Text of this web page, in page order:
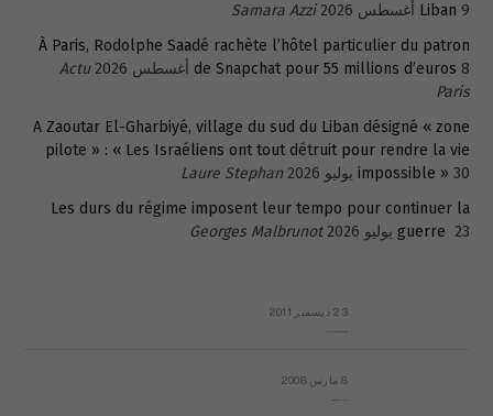
Liban 9 أغسطس 2026
Samara Azzi
À Paris, Rodolphe Saadé rachète l’hôtel particulier du patron
de Snapchat pour 55 millions d’euros 8 أغسطس 2026
Actu
Paris
A Zaoutar El-Gharbiyé, village du sud du Liban désigné « zone
pilote » : « Les Israéliens ont tout détruit pour rendre la vie
impossible » 30 يوليو 2026
Laure Stephan
Les durs du régime imposent leur tempo pour continuer la
guerre 23 يوليو 2026 Georges Malbrunot
23 ديسمبر 2011
8 مارس 2008